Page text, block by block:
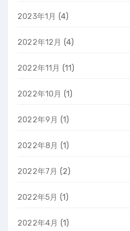
2023年1月 (4)
2022年12月 (4)
2022年11月 (11)
2022年10月 (1)
2022年9月 (1)
2022年8月 (1)
2022年7月 (2)
2022年5月 (1)
2022年4月 (1)